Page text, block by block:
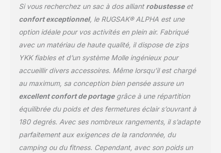
amovible, l'ALPHA offre
Système d’organisation
optimisé :
d'innombrables
compartiments, un
en velours pour deux
appareils jusqu'à 19",
deux grandes poches
latérales en filet et de
fonctions bien pensées
vous facilitent la vie
quotidienne. Volume
Si vous recherchez un sac à dos alliant robustesseet
confort exceptionnel, le RUGSAK® ALPHA est une
option idéale pour vos activités en plein air. Fabriqué
avec un matériau de haute qualité, il dispose de zips
YKK fiables et d’un système Molle ingénieux pour
accueillir divers accessoires. Même lorsqu’il est chargé
au maximum, sa conception bien pensée assure un
excellent confort de portagegrâce à une répartition
équilibrée du poids et des fermetures éclair s’ouvrant à
180 degrés. Avec ses nombreux rangements, il s’adapte
parfaitement aux exigences de la randonnée, du
camping ou du fitness. Cependant, avec son poids un